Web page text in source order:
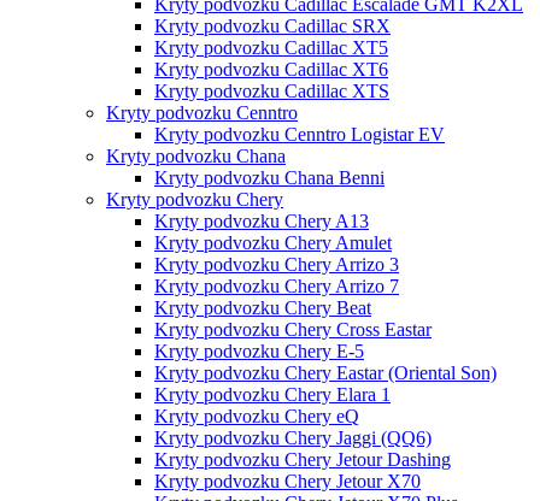
Kryty podvozku Cadillac Escalade GMT K2XL
Kryty podvozku Cadillac SRX
Kryty podvozku Cadillac XT5
Kryty podvozku Cadillac XT6
Kryty podvozku Cadillac XTS
Kryty podvozku Cenntro
Kryty podvozku Cenntro Logistar EV
Kryty podvozku Chana
Kryty podvozku Chana Benni
Kryty podvozku Chery
Kryty podvozku Chery A13
Kryty podvozku Chery Amulet
Kryty podvozku Chery Arrizo 3
Kryty podvozku Chery Arrizo 7
Kryty podvozku Chery Beat
Kryty podvozku Chery Cross Eastar
Kryty podvozku Chery E-5
Kryty podvozku Chery Eastar (Oriental Son)
Kryty podvozku Chery Elara 1
Kryty podvozku Chery eQ
Kryty podvozku Chery Jaggi (QQ6)
Kryty podvozku Chery Jetour Dashing
Kryty podvozku Chery Jetour X70